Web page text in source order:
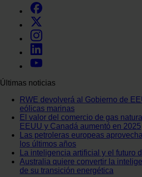
Últimas noticias
RWE devolverá al Gobierno de
eólicas marinas
El valor del comercio de gas
EEUU y Canadá aumentó en 2025
Las petroleras europeas
los últimos años
La inteligencia artificial y el futuro
Australia quiere convertir la
de su transición energética